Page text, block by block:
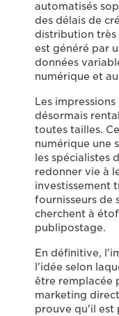
automatisés
des délais de
distribution très
est généré par
données
numérique et
Les
désormais
toutes tailles.
numérique une
les spécialistes
redonner vie à
investissement
fournisseurs de
cherchent à
publipostage.
En définitive,
l'idée selon
être remplacée
marketing
prouve qu'il est